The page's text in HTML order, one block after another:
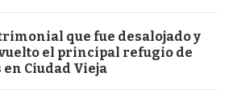
que fue desalojado y
el principal refugio de
Ciudad Vieja